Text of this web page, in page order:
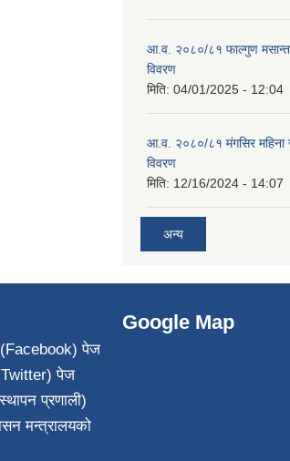
आ.व. २०८०/८१ फाल्गुण
विवरण
मिति: 04/01/2025 - 12:04
आ.व. २०८०/८१ मंगसिर महिना
विवरण
मिति: 12/16/2024 - 14:07
अन्य
(Facebook) पेज
(Twitter) पेज
प्रणाली)
मन्त्रालयको
Google Map